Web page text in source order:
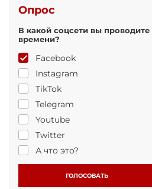
Опрос
В какой соцсети вы
времени?
Facebook
Instagram
TikTok
Telegram
Youtube
Twitter
А что это?
ГОЛОСОВАТЬ